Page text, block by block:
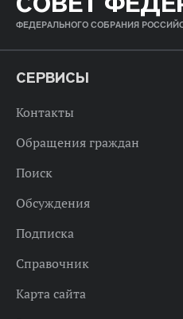
ФЕДЕРАЛЬНОГО СОБРАНИЯ
СЕРВИСЫ
Контакты
Обращения граждан
Поиск
Обсуждения
Подписка
Справочник
Карта сайта